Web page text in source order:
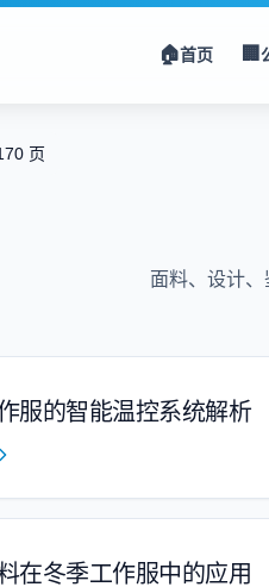
🏠首页 🏢
页
面料、设计
服的智能温控系统解析
在冬季工作服中的应用